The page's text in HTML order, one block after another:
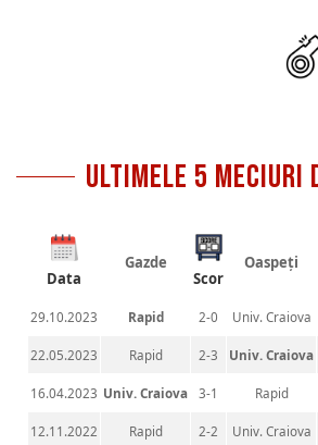
ultimele 5 meciuri
Data
Gazde
Scor
Oaspeți
29.10.2023 Rapid 2-0 Univ. Craiova
22.05.2023 Rapid 2-3 Univ. Craiova
16.04.2023 Univ. Craiova 3-1 Rapid
12.11.2022 Rapid 2-2 Univ. Craiova